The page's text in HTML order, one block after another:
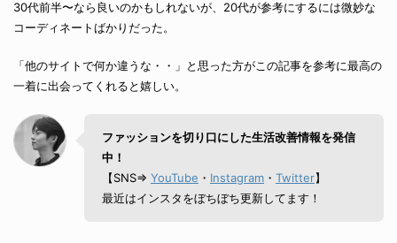
30代前半〜なら良いのかもしれないが、20代が参考にするには微妙な
コーディネートばかりだった。
「他のサイトで何か違うな・・」と思った方がこの記事を参考に最高の
一着に出会ってくれると嬉しい。
ファッションを切り口にした生活改善情報を発信
中！
【SNS⇒ YouTube ・ Instagram ・ Twitter】
最近はインスタをぼちぼち更新してます！